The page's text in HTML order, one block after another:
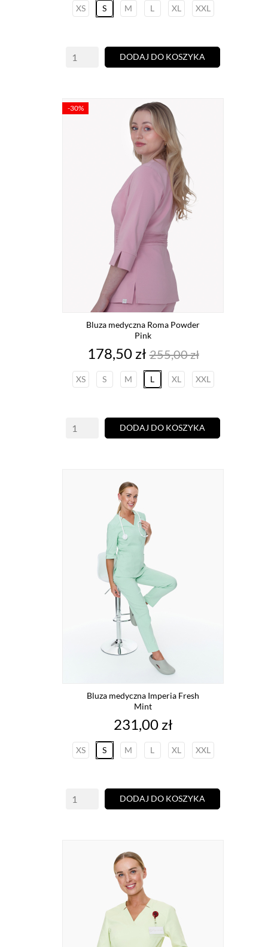
XS S M L XL XXL
DODAJ DO KOSZYKA
Bluza medyczna Roma Powder
Pink
Cena
178,50 złCena
podstawowa
255,00 zł
XS S M L XL XXL
DODAJ DO KOSZYKA
-30%
Bluza medyczna Imperia Fresh
Mint
Cena
231,00 zł
XS S M L XL XXL
DODAJ DO KOSZYKA